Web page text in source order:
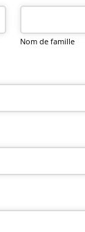
Nom de famille